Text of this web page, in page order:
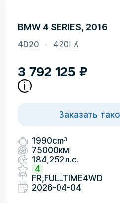
BMW 4 SERIES, 2016
4D20 420I ʎ
3 792 125 ₽
Заказать
1990cm3
75000км
184,252л.с.
4
FR,FULLTIME4WD
2026-04-04